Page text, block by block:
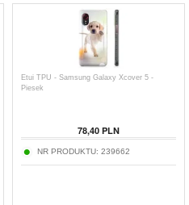
Etui TPU - Samsung Galaxy Xcover 5 -
Piesek
78,40 PLN
NR PRODUKTU: 239662